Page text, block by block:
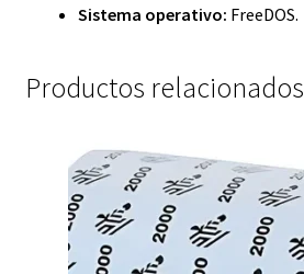
Sistema operativo: FreeDOS.
Productos relacionados